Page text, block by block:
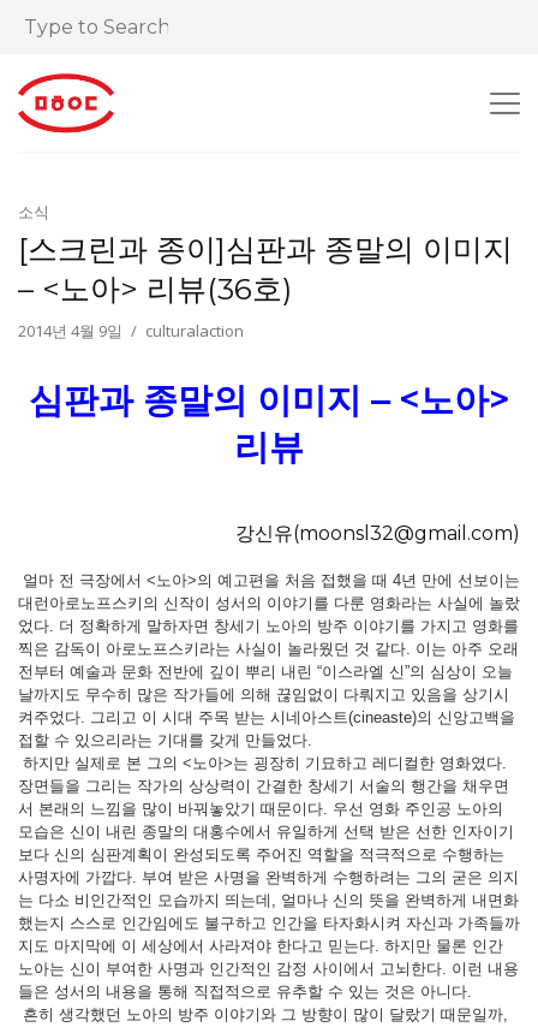
소식
[스크린과 종이]심판과 종말의 이미지
– <노아> 리뷰(36호)
2014년 4월 9일 culturalaction
심판과 종말의 이미지 – <노아>
리뷰
강신유(moonsl32@gmail.com)
얼마 전 극장에서 <노아>의 예고편을 처음 접했을 때 4년 만에 선보이는
대런아로노프스키의 신작이 성서의 이야기를 다룬 영화라는 사실에 놀랐
었다. 더 정확하게 말하자면 창세기 노아의 방주 이야기를 가지고 영화를
찍은 감독이 아로노프스키라는 사실이 놀라웠던 것 같다. 이는 아주 오래
전부터 예술과 문화 전반에 깊이 뿌리 내린 “이스라엘 신”의 심상이 오늘
날까지도 무수히 많은 작가들에 의해 끊임없이 다뤄지고 있음을 상기시
켜주었다. 그리고 이 시대 주목 받는 시네아스트(cineaste)의 신앙고백을
접할 수 있으리라는 기대를 갖게 만들었다.
하지만 실제로 본 그의 <노아>는 굉장히 기묘하고 레디컬한 영화였다.
장면들을 그리는 작가의 상상력이 간결한 창세기 서술의 행간을 채우면
서 본래의 느낌을 많이 바꿔놓았기 때문이다. 우선 영화 주인공 노아의
모습은 신이 내린 종말의 대홍수에서 유일하게 선택 받은 선한 인자이기
보다 신의 심판계획이 완성되도록 주어진 역할을 적극적으로 수행하는
사명자에 가깝다. 부여 받은 사명을 완벽하게 수행하려는 그의 굳은 의지
는 다소 비인간적인 모습까지 띄는데, 얼마나 신의 뜻을 완벽하게 내면화
했는지 스스로 인간임에도 불구하고 인간을 타자화시켜 자신과 가족들까
지도 마지막에 이 세상에서 사라져야 한다고 믿는다. 하지만 물론 인간
노아는 신이 부여한 사명과 인간적인 감정 사이에서 고뇌한다. 이런 내용
들은 성서의 내용을 통해 직접적으로 유추할 수 있는 것은 아니다.
흔히 생각했던 노아의 방주 이야기와 그 방향이 많이 달랐기 때문일까,